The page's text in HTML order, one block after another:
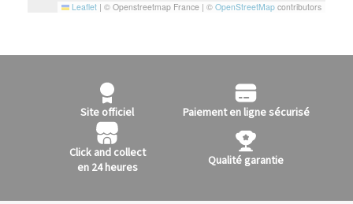
Leaflet | © Openstreetmap France | © OpenStreetMap contributors
Site officiel Paiement en ligne sécurisé
Click and collect
en 24 heures
Qualité garantie